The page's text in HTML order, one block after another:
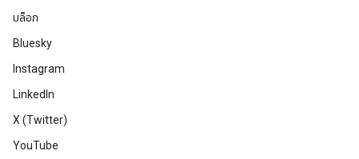
บล็อก
Bluesky
Instagram
LinkedIn
X (Twitter)
YouTube